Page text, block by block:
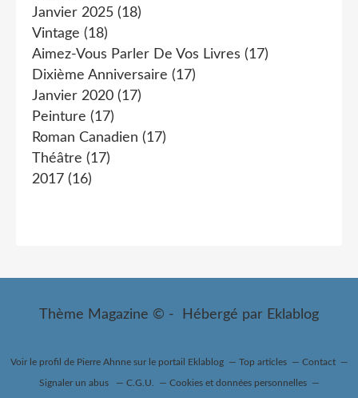
Janvier 2025 (18)
Vintage (18)
Aimez-Vous Parler De Vos Livres (17)
Dixième Anniversaire (17)
Janvier 2020 (17)
Peinture (17)
Roman Canadien (17)
Théâtre (17)
2017 (16)
Thème Magazine © - Hébergé par Eklablog
Voir le profil de Pierre Ahnnesur le portail Eklablog Top articles Contact
Signaler un abus C.G.U. Cookies et données personnelles